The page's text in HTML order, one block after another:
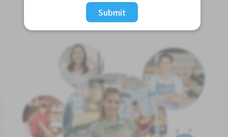
Get Started
Submit